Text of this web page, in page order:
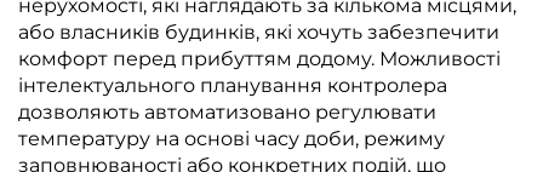
нерухомості, які наглядають за кількома місцями,
або власників будинків, які хочуть забезпечити
комфорт перед прибуттям додому. Можливості
інтелектуального планування контролера
дозволяють автоматизовано регулювати
температуру на основі часу доби, режиму
заповнюваності або конкретних подій, що